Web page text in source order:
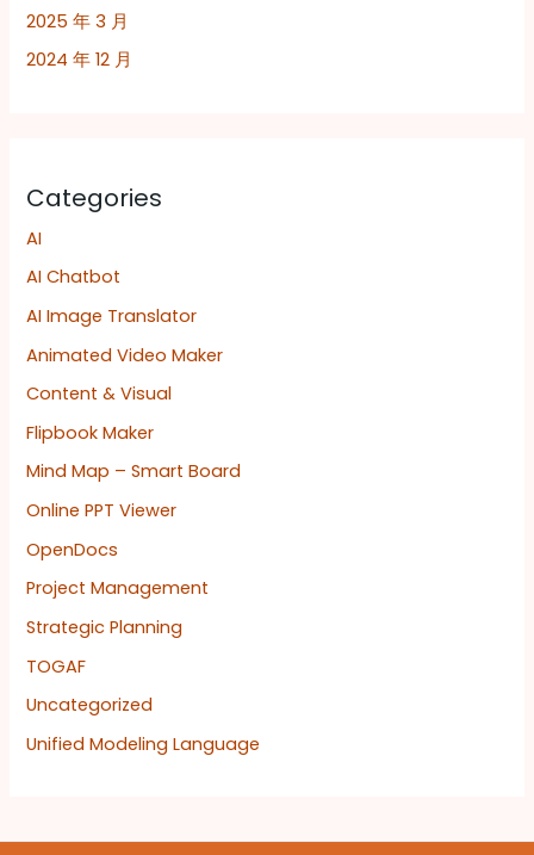
2025 年 3 月
2024 年 12 月
Categories
AI
AI Chatbot
AI Image Translator
Animated Video Maker
Content & Visual
Flipbook Maker
Mind Map – Smart Board
Online PPT Viewer
OpenDocs
Project Management
Strategic Planning
TOGAF
Uncategorized
Unified Modeling Language